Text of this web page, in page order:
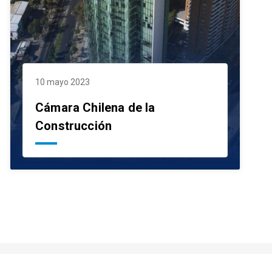
10 mayo 2023
Cámara Chilena de la
Construcción